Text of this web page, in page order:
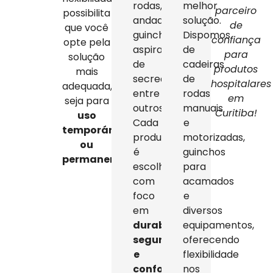
possibilita
que você
opte pela
solução
mais
adequada,
seja para
uso
temporário
ou
permanente
rodas,
andadores,
guinchos,
aspiradores
de
secreção,
entre
outros.
Cada
produto
é
escolhido
com
foco
em
durabilidade,
segurança
e
conforto
melhor
solução.
Dispomos
de
cadeiras
de
rodas
manuais
e
motorizadas,
guinchos
para
acamados
e
diversos
equipamentos,
oferecendo
flexibilidade
nos
parceiro
de
confiança
para
produtos
hospitalares
em
Curitiba!